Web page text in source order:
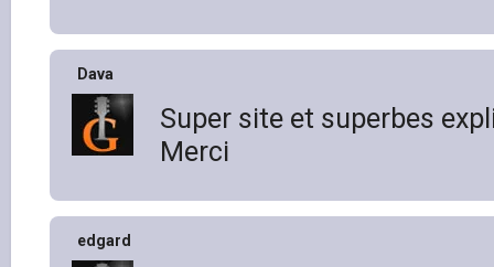
Dava
Super site et superbes
Merci
edgard